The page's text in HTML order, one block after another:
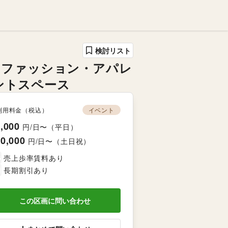
ァッション・アパレ
スペース
検討リスト
用料金（税込） イベント
円/日〜（平日）
円/日〜（土日祝）
売上歩率賃料あり
長期割引あり
この区画に問い合わせ